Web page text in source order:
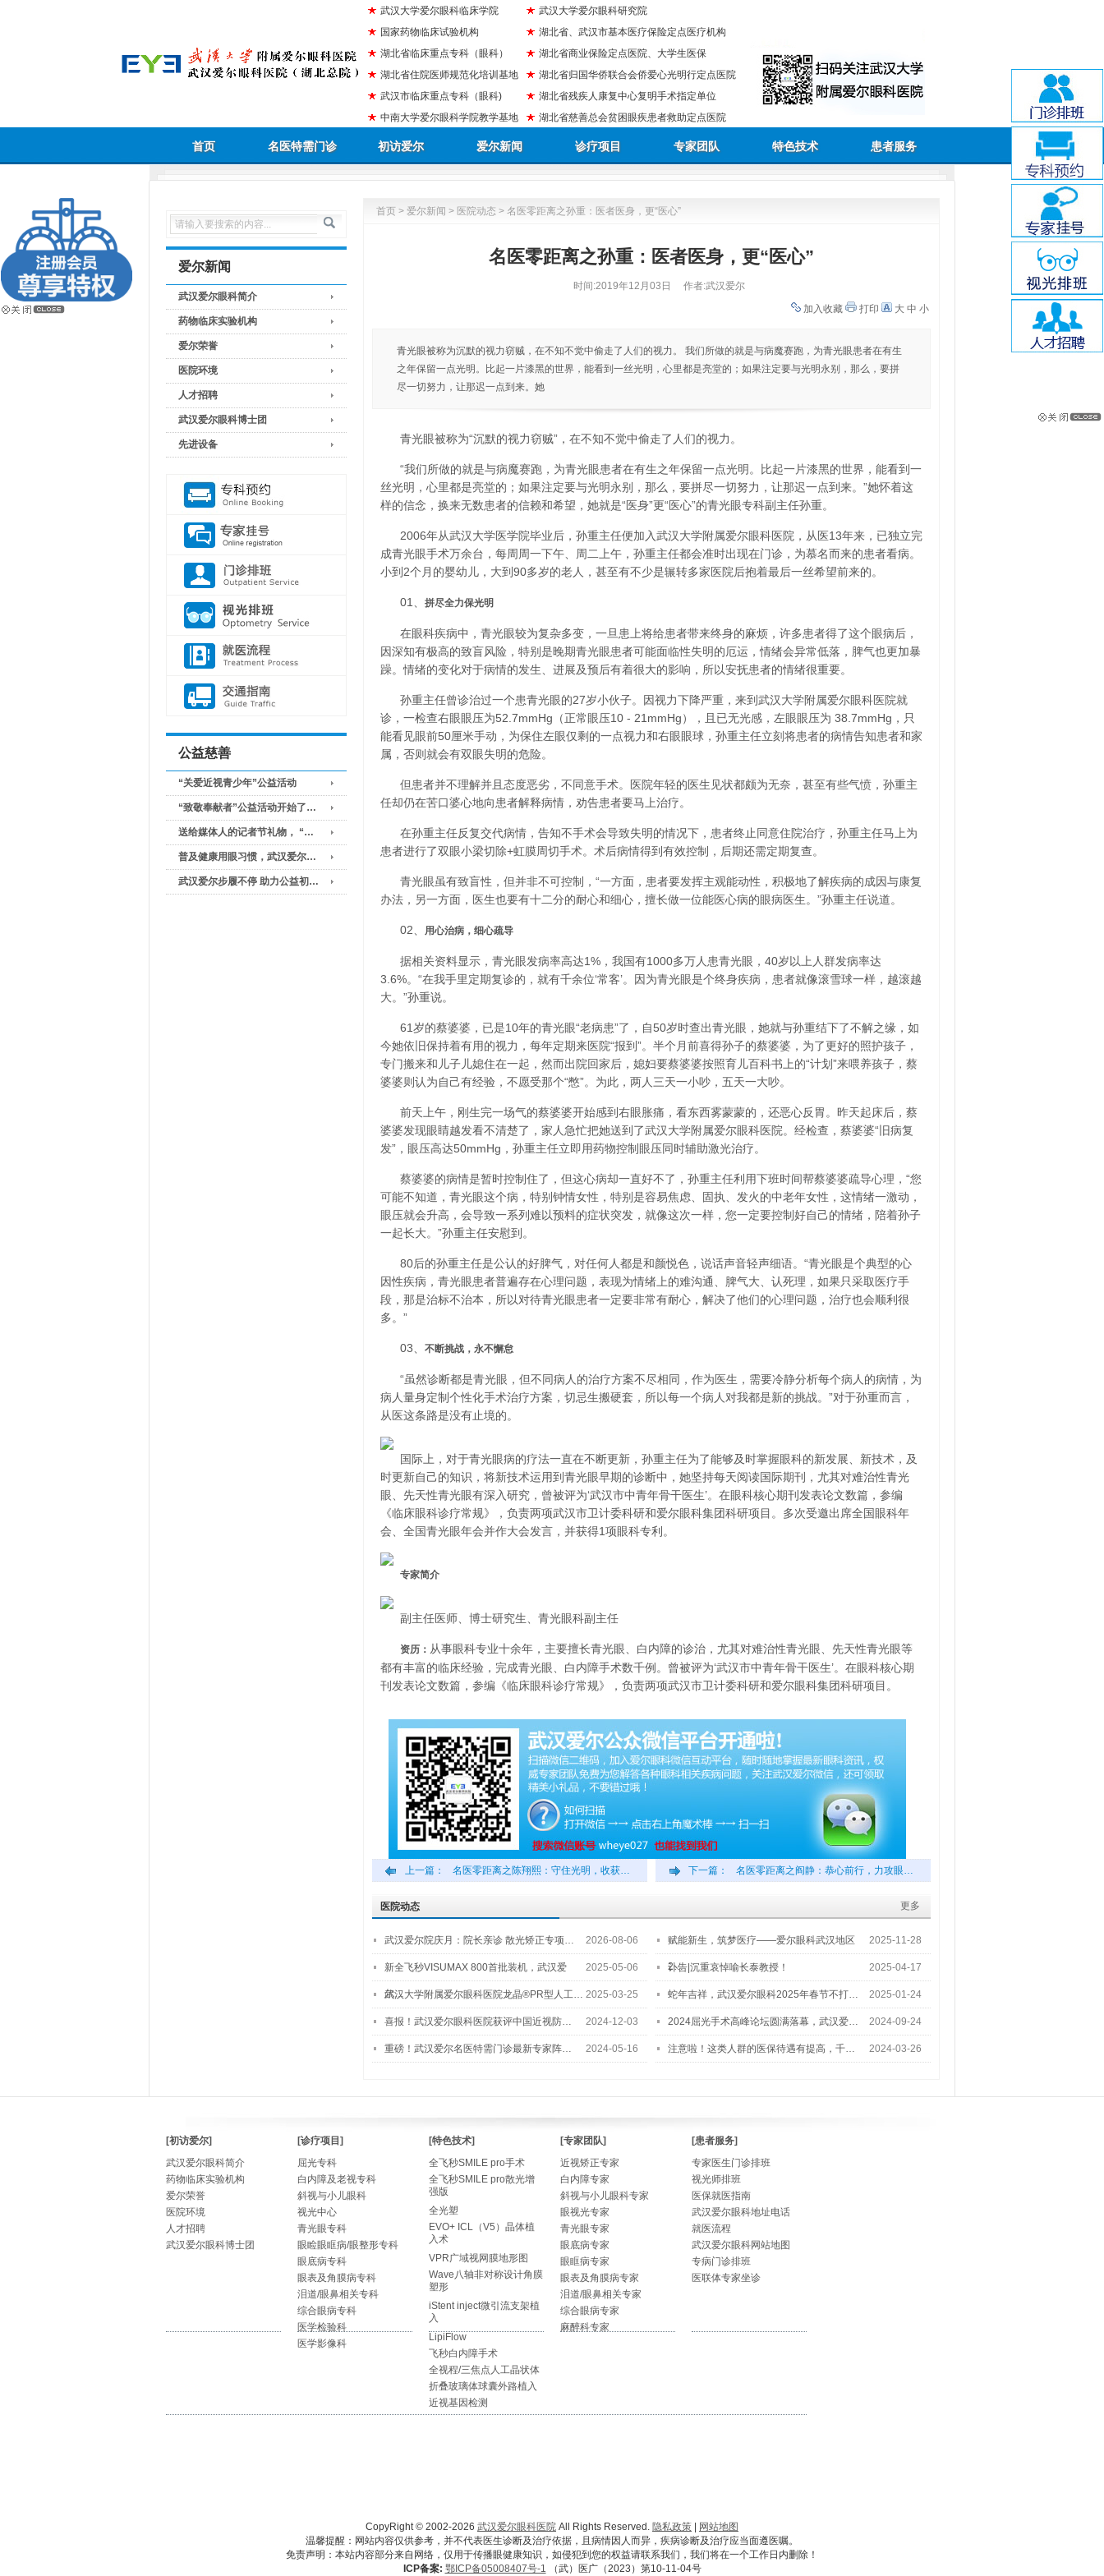
武汉大学爱尔眼科临床学院
国家药物临床试验机构
湖北省临床重点专科（眼科）
湖北省住院医师规范化培训基地
武汉市临床重点专科（眼科)
中南大学爱尔眼科学院教学基地
武汉大学爱尔眼科研究院
湖北省、武汉市基本医疗保险定点医疗机构
湖北省商业保险定点医院、大学生医保
湖北省归国华侨联合会侨爱心光明行定点医院
湖北省残疾人康复中心复明手术指定单位
湖北省慈善总会贫困眼疾患者救助定点医院
首页 名医特需门诊 初访爱尔 爱尔新闻 诊疗项目 专家团队 特色技术 患者服务
爱尔新闻
武汉爱尔眼科简介
药物临床实验机构
爱尔荣誉
医院环境
人才招聘
武汉爱尔眼科博士团
先进设备
公益慈善
“关爱近视青少年”公益活动
“致敬奉献者”公益活动开始了…
送给媒体人的记者节礼物， “…
普及健康用眼习惯，武汉爱尔…
武汉爱尔步履不停 助力公益初…
首页 > 爱尔新闻 > 医院动态 > 名医零距离之孙重：医者医身，更“医心”
名医零距离之孙重：医者医身，更“医心”
时间:2019年12月03日
作者:武汉爱尔
加入收藏
打印 大 中 小
青光眼被称为沉默的视力窃贼，在不知不觉中偷走了人们的视力。 我们所做的就是与病魔赛跑，为青光眼患者在有生
之年保留一点光明。比起一片漆黑的世界，能看到一丝光明，心里都是亮堂的；如果注定要与光明永别，那么，要拼
尽一切努力，让那迟一点到来。她
青光眼被称为“沉默的视力窃贼”，在不知不觉中偷走了人们的视力。
“我们所做的就是与病魔赛跑，为青光眼患者在有生之年保留一点光明。比起一片漆黑的世界，能看到一
丝光明，心里都是亮堂的；如果注定要与光明永别，那么，要拼尽一切努力，让那迟一点到来。”她怀着这
样的信念，换来无数患者的信赖和希望，她就是“医身”更“医心”的青光眼专科副主任孙重。
2006年从武汉大学医学院毕业后，孙重主任便加入武汉大学附属爱尔眼科医院，从医13年来，已独立完
成青光眼手术万余台，每周周一下午、周二上午，孙重主任都会准时出现在门诊，为慕名而来的患者看病。
小到2个月的婴幼儿，大到90多岁的老人，甚至有不少是辗转多家医院后抱着最后一丝希望前来的。
01、 拼尽全力保光明
在眼科疾病中，青光眼较为复杂多变，一旦患上将给患者带来终身的麻烦，许多患者得了这个眼病后，
因深知有极高的致盲风险，特别是晚期青光眼患者可能面临性失明的厄运，情绪会异常低落，脾气也更加暴
躁。情绪的变化对于病情的发生、进展及预后有着很大的影响，所以安抚患者的情绪很重要。
孙重主任曾诊治过一个患青光眼的27岁小伙子。因视力下降严重，来到武汉大学附属爱尔眼科医院就
诊，一检查右眼眼压为52.7mmHg（正常眼压10 - 21mmHg），且已无光感，左眼眼压为 38.7mmHg，只
能看见眼前50厘米手动，为保住左眼仅剩的一点视力和右眼眼球，孙重主任立刻将患者的病情告知患者和家
属，否则就会有双眼失明的危险。
但患者并不理解并且态度恶劣，不同意手术。医院年轻的医生见状都颇为无奈，甚至有些气愤，孙重主
任却仍在苦口婆心地向患者解释病情，劝告患者要马上治疗。
在孙重主任反复交代病情，告知不手术会导致失明的情况下，患者终止同意住院治疗，孙重主任马上为
患者进行了双眼小梁切除+虹膜周切手术。术后病情得到有效控制，后期还需定期复查。
青光眼虽有致盲性，但并非不可控制，“一方面，患者要发挥主观能动性，积极地了解疾病的成因与康复
办法，另一方面，医生也要有十二分的耐心和细心，擅长做一位能医心病的眼病医生。”孙重主任说道。
02、 用心治病，细心疏导
据相关资料显示，青光眼发病率高达1%，我国有1000多万人患青光眼，40岁以上人群发病率达
3.6%。“在我手里定期复诊的，就有千余位‘常客’。因为青光眼是个终身疾病，患者就像滚雪球一样，越滚越
大。”孙重说。
61岁的蔡婆婆，已是10年的青光眼“老病患”了，自50岁时查出青光眼，她就与孙重结下了不解之缘，如
今她依旧保持着有用的视力，每年定期来医院“报到”。半个月前喜得孙子的蔡婆婆，为了更好的照护孩子，
专门搬来和儿子儿媳住在一起，然而出院回家后，媳妇要蔡婆婆按照育儿百科书上的“计划”来喂养孩子，蔡
婆婆则认为自己有经验，不愿受那个“憋”。为此，两人三天一小吵，五天一大吵。
前天上午，刚生完一场气的蔡婆婆开始感到右眼胀痛，看东西雾蒙蒙的，还恶心反胃。昨天起床后，蔡
婆婆发现眼睛越发看不清楚了，家人急忙把她送到了武汉大学附属爱尔眼科医院。经检查，蔡婆婆“旧病复
发”，眼压高达50mmHg，孙重主任立即用药物控制眼压同时辅助激光治疗。
蔡婆婆的病情是暂时控制住了，但这心病却一直好不了，孙重主任利用下班时间帮蔡婆婆疏导心理，“您
可能不知道，青光眼这个病，特别钟情女性，特别是容易焦虑、固执、发火的中老年女性，这情绪一激动，
眼压就会升高，会导致一系列难以预料的症状突发，就像这次一样，您一定要控制好自己的情绪，陪着孙子
一起长大。”孙重主任安慰到。
80后的孙重主任是公认的好脾气，对任何人都是和颜悦色，说话声音轻声细语。“青光眼是个典型的心
因性疾病，青光眼患者普遍存在心理问题，表现为情绪上的难沟通、脾气大、认死理，如果只采取医疗手
段，那是治标不治本，所以对待青光眼患者一定要非常有耐心，解决了他们的心理问题，治疗也会顺利很
多。”
03、 不断挑战，永不懈怠
“虽然诊断都是青光眼，但不同病人的治疗方案不尽相同，作为医生，需要冷静分析每个病人的病情，为
病人量身定制个性化手术治疗方案，切忌生搬硬套，所以每一个病人对我都是新的挑战。”对于孙重而言，
从医这条路是没有止境的。
国际上，对于青光眼病的疗法一直在不断更新，孙重主任为了能够及时掌握眼科的新发展、新技术，及
时更新自己的知识，将新技术运用到青光眼早期的诊断中，她坚持每天阅读国际期刊，尤其对难治性青光
眼、先天性青光眼有深入研究，曾被评为‘武汉市中青年骨干医生’。在眼科核心期刊发表论文数篇，参编
《临床眼科诊疗常规》，负责两项武汉市卫计委科研和爱尔眼科集团科研项目。多次受邀出席全国眼科年
会、全国青光眼年会并作大会发言，并获得1项眼科专利。
专家简介
副主任医师、博士研究生、青光眼科副主任
资历： 从事眼科专业十余年，主要擅长青光眼、白内障的诊治，尤其对难治性青光眼、先天性青光眼等
都有丰富的临床经验，完成青光眼、白内障手术数千例。曾被评为‘武汉市中青年骨干医生’。在眼科核心期
刊发表论文数篇，参编《临床眼科诊疗常规》，负责两项武汉市卫计委科研和爱尔眼科集团科研项目。
上一篇： 名医零距离之陈翔熙：守住光明，收获… 下一篇： 名医零距离之阎静：恭心前行，力攻眼…
更多
医院动态
武汉爱尔院庆月：院长亲诊 散光矫正专项… 2026-08-06 赋能新生，筑梦医疗——爱尔眼科武汉地区
2…
2025-11-28
新全飞秒VISUMAX 800首批装机，武汉爱
尔…
2025-05-06 讣告|沉重哀悼喻长泰教授！ 2025-04-17
武汉大学附属爱尔眼科医院龙晶®PR型人工… 2025-03-25 蛇年吉祥，武汉爱尔眼科2025年春节不打… 2025-01-24
喜报！武汉爱尔眼科医院获评中国近视防… 2024-12-03 2024屈光手术高峰论坛圆满落幕，武汉爱… 2024-09-24
重磅！武汉爱尔名医特需门诊最新专家阵… 2024-05-16 注意啦！这类人群的医保待遇有提高，千… 2024-03-26
[初访爱尔]
武汉爱尔眼科简介
药物临床实验机构
爱尔荣誉
医院环境
人才招聘
武汉爱尔眼科博士团
[诊疗项目]
屈光专科
白内障及老视专科
斜视与小儿眼科
视光中心
青光眼专科
眼睑眼眶病/眼整形专科
眼底病专科
眼表及角膜病专科
泪道/眼鼻相关专科
综合眼病专科
医学检验科
医学影像科
[特色技术]
全飞秒SMILE pro手术
全飞秒SMILE pro散光增
强版
全光塑
EVO+ ICL（V5）晶体植
入术
VPR广域视网膜地形图
Wave八轴非对称设计角膜
塑形
iStent inject微引流支架植
入
LipiFlow
飞秒白内障手术
全视程/三焦点人工晶状体
折叠玻璃体球囊外路植入
近视基因检测
[专家团队]
近视矫正专家
白内障专家
斜视与小儿眼科专家
眼视光专家
青光眼专家
眼底病专家
眼眶病专家
眼表及角膜病专家
泪道/眼鼻相关专家
综合眼病专家
麻醉科专家
[患者服务]
专家医生门诊排班
视光师排班
医保就医指南
武汉爱尔眼科地址电话
就医流程
武汉爱尔眼科网站地图
专病门诊排班
医联体专家坐诊
CopyRight © 2002-2026 武汉爱尔眼科医院 All Rights Reserved. 隐私政策
网站地图
温馨提醒：网站内容仅供参考，并不代表医生诊断及治疗依据，且病情因人而异，疾病诊断及治疗应当面遵医嘱。
免责声明：本站内容部分来自网络，仅用于传播眼健康知识，如侵犯到您的权益请联系我们，我们将在一个工作日内删除！
ICP备案: 鄂ICP备05008407号-1 （武）医广（2023）第10-11-04号